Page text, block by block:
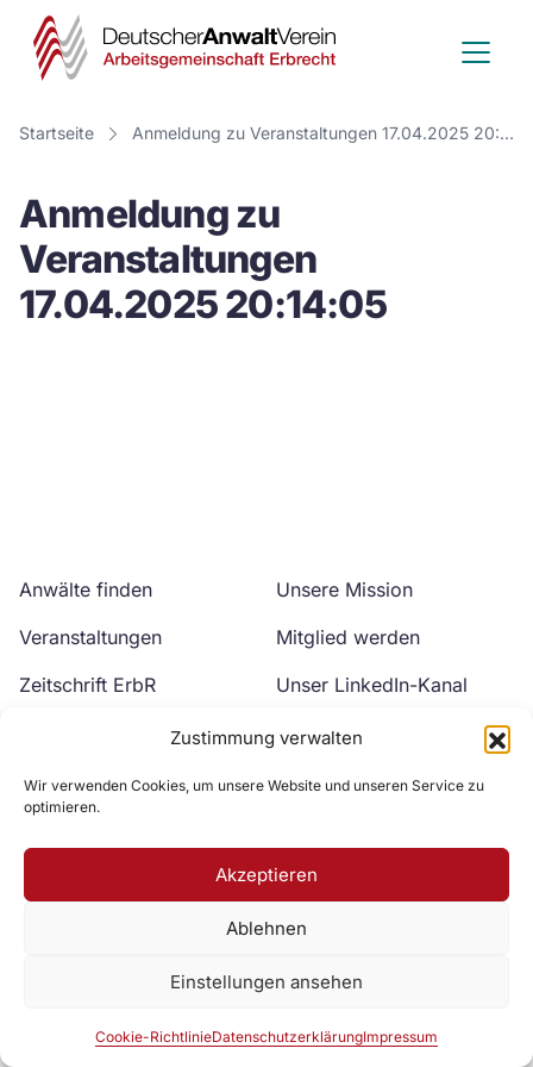
Zustimmung verwalten
Wir verwenden Cookies, um unsere Website und unseren Service zu
optimieren.
Akzeptieren
Ablehnen
Einstellungen ansehen
Cookie-RichtlinieDatenschutzerklärungImpressum
Deutscher
Anwalt
Verein
Startseite Anmeldung zu Veranstaltungen 17.04.2025 20:14:05
Anmeldung zu
Veranstaltungen
17.04.2025 20:14:05
Anwälte finden
Veranstaltungen
Zeitschrift ErbR
Unsere Mission
Mitglied werden
Unser LinkedIn-Kanal
Unser YouTube-Kanal
Zur DAV Webseite